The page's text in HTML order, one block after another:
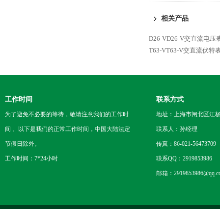
相关产品
D26-VD26-V交直流电压
T63-VT63-V交直流伏特
工作时间
为了避免不必要的等待，敬请注意我们的工作时
间 。以下是我们的正常工作时间，中国大陆法定
节假日除外。
工作时间：7*24小时
联系方式
地址：上海市闸北区江
联系人：孙经理
传真：86-021-56473709
联系QQ：2919853986
邮箱：